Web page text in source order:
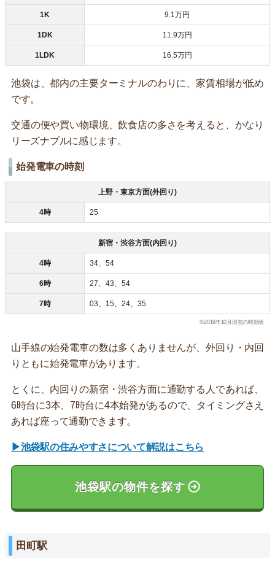
1K 9.1万円
1DK 11.9万円
1LDK 16.5万円
池袋は、都内の主要ターミナルのわりに、家賃相場が低め
です。
交通の便や買い物環境、飲食店の多さを考えると、かなり
リーズナブルに感じます。
始発電車の時刻
上野・東京方面(外回り)
4時 25
新宿・渋谷方面(内回り)
4時 34、54
6時 27、43、54
7時 03、15、24、35
※2019年10月現在の時刻表
山手線の始発電車の数は多くありませんが、外回り・内回
りともに始発電車があります。
とくに、内回りの新宿・渋谷方面に通勤する人であれば、
6時台に3本、7時台に4本始発があるので、タイミングさえ
あれば座って通勤できます。
▶池袋駅の住みやすさについて解説はこちら
池袋駅の物件を探す
田町駅